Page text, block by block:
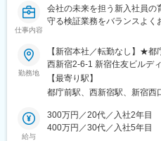
仕事内容
会社の未来を担う新入社員の
守る検証業務をバランスよく
勤務地
【新宿本社／転勤なし】★
西新宿2-6-1 新宿住友ビルデ
結（徒歩3分）└各線「新宿
駅徒歩5分＼駅直結で通勤ラ
きます！新宿駅からも十分徒
からは東京の街並みが一望で
【最寄り駅】
都庁前駅、西新宿駅、新宿西
給与
300万円／20代／入社2年目
400万円／30代／入社5年目